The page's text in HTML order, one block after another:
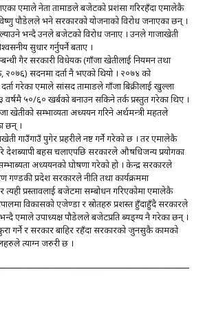
एमाले नेता तामाङले बजेटको प्रशंसा गरिरहँदा एमालेकै
विष्णु पौडेलले भने सरकारको योजनाको विरोध जनाएका छन् ।
भन्दै उनले बजेटको विरोध जनाए । उनले गाजाखेती
सुधार गर्नुपर्ने बताए ।
गैर सरकारी विधेयक (गाँजा खेतीलाई नियमन तथा
२०७६) सदनमा दर्ता नै भएको थियो । २०७४ को
गरेका एमाले सांसद तामाङले गाँजा बिक्रीलाई खुल्ला
वर्षमै ५०/६० खर्बको बनाउन सकिने तर्क प्रस्तुत गरेका थिए ।
खेतीको सम्भाव्यता अध्ययन गरिने अर्थमन्त्री महतले
छन् ।
गाउँगाउँ पुगेर प्रहरीले नष्ट गर्ने गरेको छ । तर एमालेकै
देशब्यापी बहस चलाएपछि सरकारले औषधिजन्य प्रयोगका
अध्ययनको घोषणा गरेको हो । केन्द्र सरकारले
गण्डकी प्रदेश सरकारले नीति तथा कार्यक्रममा
प्रस्तावलाई बजेटमा सम्बोधन गरिएकोमा एमालेकै
विकासको एजेण्डा र स्रोतहरु प्रशस्त हुँदाहुँदै सरकारले
एमाले उपाध्यक्ष पौडेलले बजेटप्रति ब्यङ्ग्य नै गरेका छन् ।
गर्ने र सरकार बाहिर रहँदा सरकारको जुनसुकै कामको
त्याग्न जरुरी छ ।